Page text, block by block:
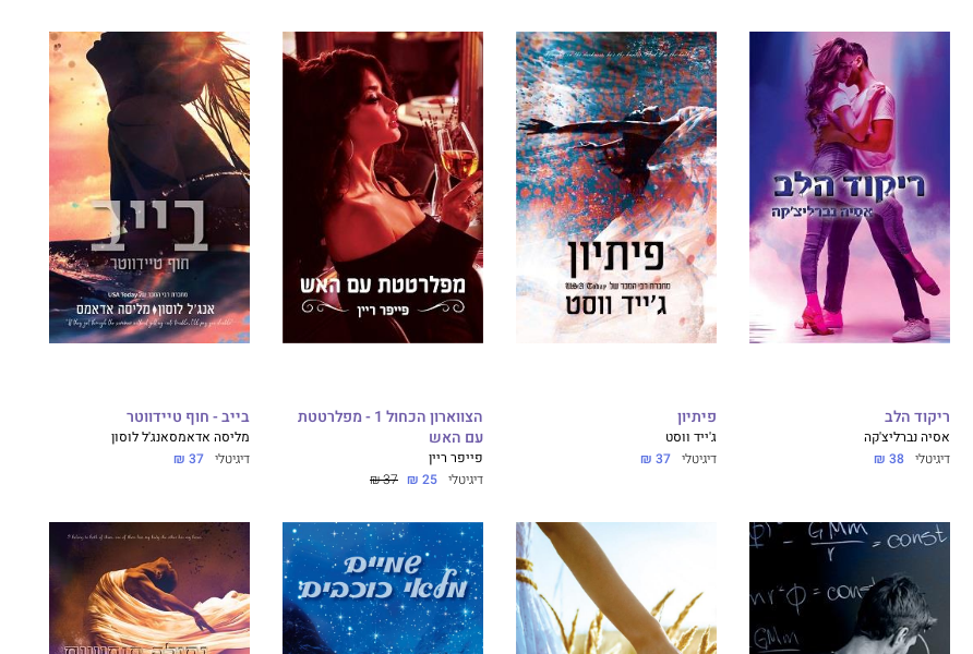
ריקוד הלב
אסיה נברליצ'קה
דיגיטלי 38 ₪
פיתיון
ג'ייד ווסט
דיגיטלי 37 ₪
הצווארון הכחול 1 - מפלרטטת
עם האש
פייפר ריין
דיגיטלי 25 ₪
37 ₪
בייב - חוף טיידווטר
מליסה אדאמסאנג'ל לוסון
דיגיטלי 37 ₪